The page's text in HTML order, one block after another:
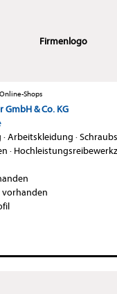
Firmenlogo
Shops
GmbH & Co. KG
·Arbeitskleidung ·
·
vorhanden